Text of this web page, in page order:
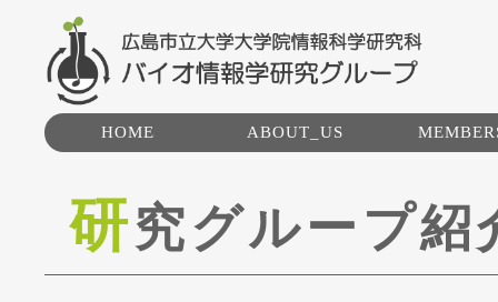
HOME ABOUT_US
トピックス
研究グループ紹